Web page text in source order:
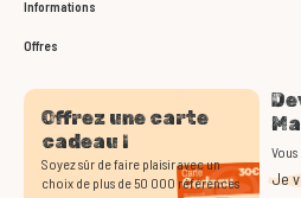
Informations
Offres
Offrez une carte
cadeau !
Soyez sûr de faire plaisir avec un
choix de plus de 50 000 références
Je